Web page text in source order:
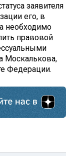
заявителя
его, в
необходимо
правовой
Москалькова,
Федерации.